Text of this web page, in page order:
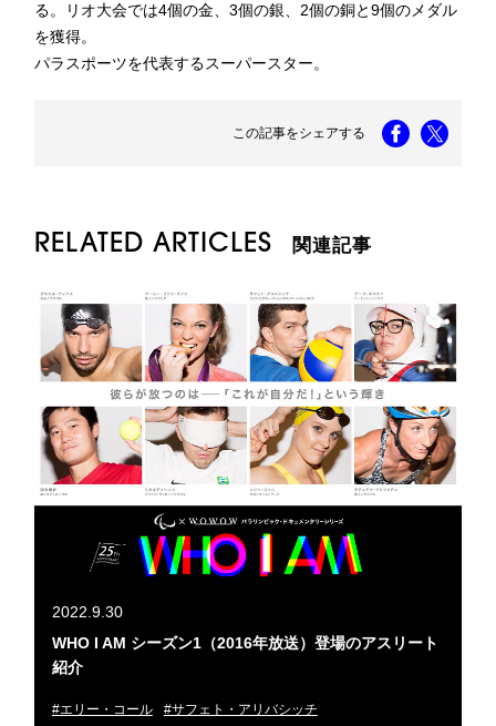
る。リオ大会では4個の金、3個の銀、2個の銅と9個のメダル
を獲得。
パラスポーツを代表するスーパースター。
この記事をシェアする
RELATED ARTICLES 関連記事
2022.9.30
WHO I AM シーズン1（2016年放送）登場のアスリート
紹介
#エリー・コール
#サフェト・アリバシッチ